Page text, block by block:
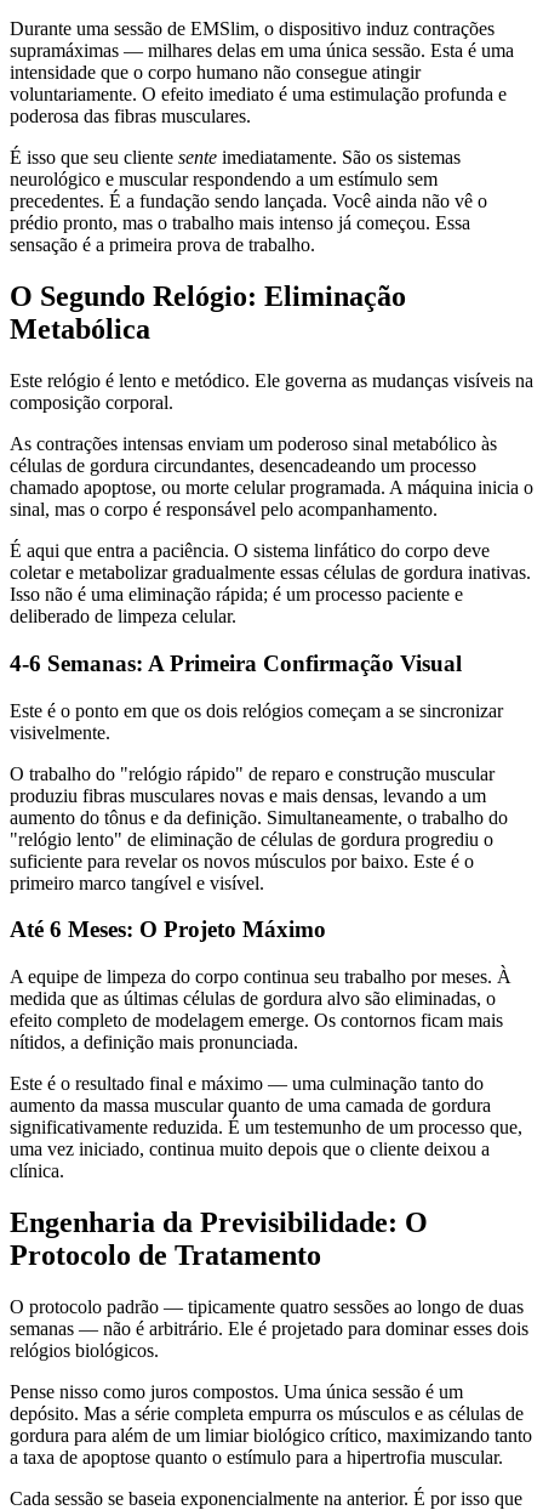
Durante uma sessão de EMSlim, o dispositivo induz contrações
supramáximas — milhares delas em uma única sessão. Esta é uma
intensidade que o corpo humano não consegue atingir
voluntariamente. O efeito imediato é uma estimulação profunda e
poderosa das fibras musculares.
É isso que seu cliente sente imediatamente. São os sistemas
neurológico e muscular respondendo a um estímulo sem
precedentes. É a fundação sendo lançada. Você ainda não vê o
prédio pronto, mas o trabalho mais intenso já começou. Essa
sensação é a primeira prova de trabalho.
O Segundo Relógio: Eliminação
Metabólica
Este relógio é lento e metódico. Ele governa as mudanças visíveis na
composição corporal.
As contrações intensas enviam um poderoso sinal metabólico às
células de gordura circundantes, desencadeando um processo
chamado apoptose, ou morte celular programada. A máquina inicia o
sinal, mas o corpo é responsável pelo acompanhamento.
É aqui que entra a paciência. O sistema linfático do corpo deve
coletar e metabolizar gradualmente essas células de gordura inativas.
Isso não é uma eliminação rápida; é um processo paciente e
deliberado de limpeza celular.
4-6 Semanas: A Primeira Confirmação Visual
Este é o ponto em que os dois relógios começam a se sincronizar
visivelmente.
O trabalho do "relógio rápido" de reparo e construção muscular
produziu fibras musculares novas e mais densas, levando a um
aumento do tônus e da definição. Simultaneamente, o trabalho do
"relógio lento" de eliminação de células de gordura progrediu o
suficiente para revelar os novos músculos por baixo. Este é o
primeiro marco tangível e visível.
Até 6 Meses: O Projeto Máximo
A equipe de limpeza do corpo continua seu trabalho por meses. À
medida que as últimas células de gordura alvo são eliminadas, o
efeito completo de modelagem emerge. Os contornos ficam mais
nítidos, a definição mais pronunciada.
Este é o resultado final e máximo — uma culminação tanto do
aumento da massa muscular quanto de uma camada de gordura
significativamente reduzida. É um testemunho de um processo que,
uma vez iniciado, continua muito depois que o cliente deixou a
clínica.
Engenharia da Previsibilidade: O
Protocolo de Tratamento
O protocolo padrão — tipicamente quatro sessões ao longo de duas
semanas — não é arbitrário. Ele é projetado para dominar esses dois
relógios biológicos.
Pense nisso como juros compostos. Uma única sessão é um
depósito. Mas a série completa empurra os músculos e as células de
gordura para além de um limiar biológico crítico, maximizando tanto
a taxa de apoptose quanto o estímulo para a hipertrofia muscular.
Cada sessão se baseia exponencialmente na anterior. É por isso que